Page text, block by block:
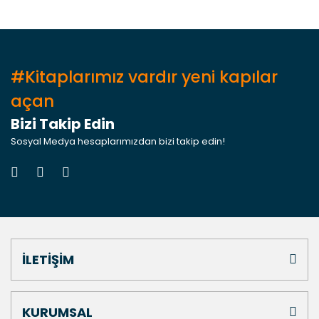
#Kitaplarımız vardır yeni kapılar
açan
Bizi Takip Edin
Sosyal Medya hesaplarımızdan bizi takip edin!
İLETİŞİM
KURUMSAL